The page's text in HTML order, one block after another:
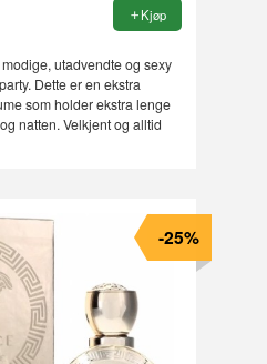
Kjøp
utadvendte og sexy
Dette er en ekstra
som holder ekstra lenge
natten. Velkjent og alltid
-25%